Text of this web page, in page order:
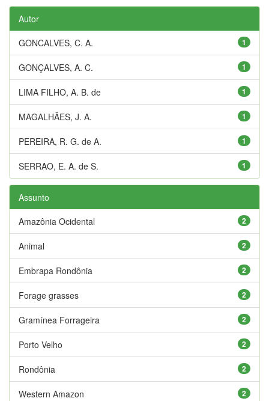
Autor
1
GONCALVES, C. A.
1
GONÇALVES, A. C.
1
LIMA FILHO, A. B. de
1
MAGALHÃES, J. A.
1
PEREIRA, R. G. de A.
1
SERRAO, E. A. de S.
Assunto
2
Amazônia Ocidental
2
Animal
2
Embrapa Rondônia
2
Forage grasses
2
Gramínea Forrageira
2
Porto Velho
2
Rondônia
2
Western Amazon